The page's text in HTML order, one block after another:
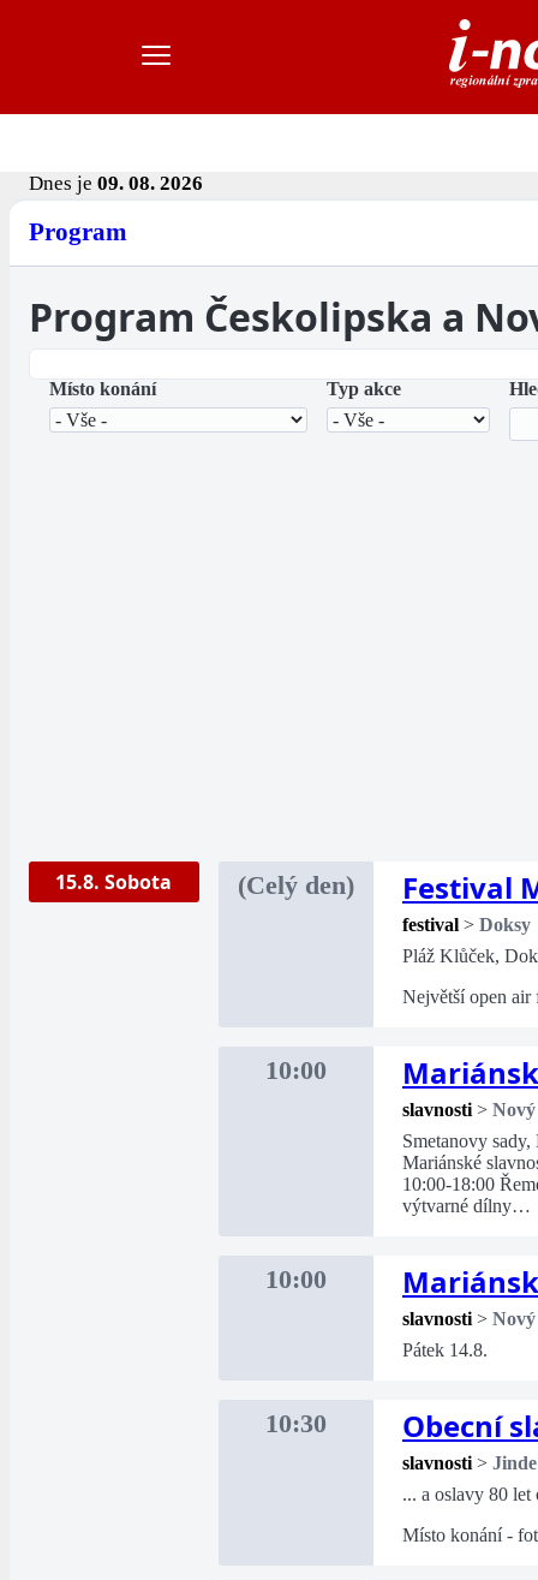
Dnes je 09. 08. 2026
Program
Program Českolipska a
Místo konání Typ akce
15.8. Sobota (Celý den) Festival
festival > Doksy
Pláž Klůček,
Největší open air
10:00
slavnosti >
Smetanovy
Mariánské
10:00-18:00
výtvarné dílny…
10:00
slavnosti >
Pátek 14.8.
10:30 Obecní
slavnosti > Jinde
... a oslavy 80
Místo konání -